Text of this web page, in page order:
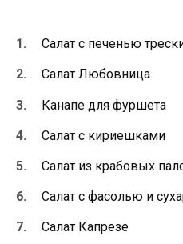
Cалат с печенью
Салат Любовница
Канапе для фуршета
Салат с кириешками
Салат из крабовых
Салат с фасолью и
Салат Капрезе